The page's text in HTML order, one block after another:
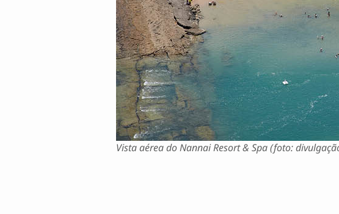
Vista aérea do Nannai Resort & Spa (foto: